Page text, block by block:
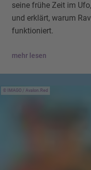
seine frühe Zeit im
und erklärt, warum
funktioniert.
mehr lesen
IMAGO / Avalon.Red